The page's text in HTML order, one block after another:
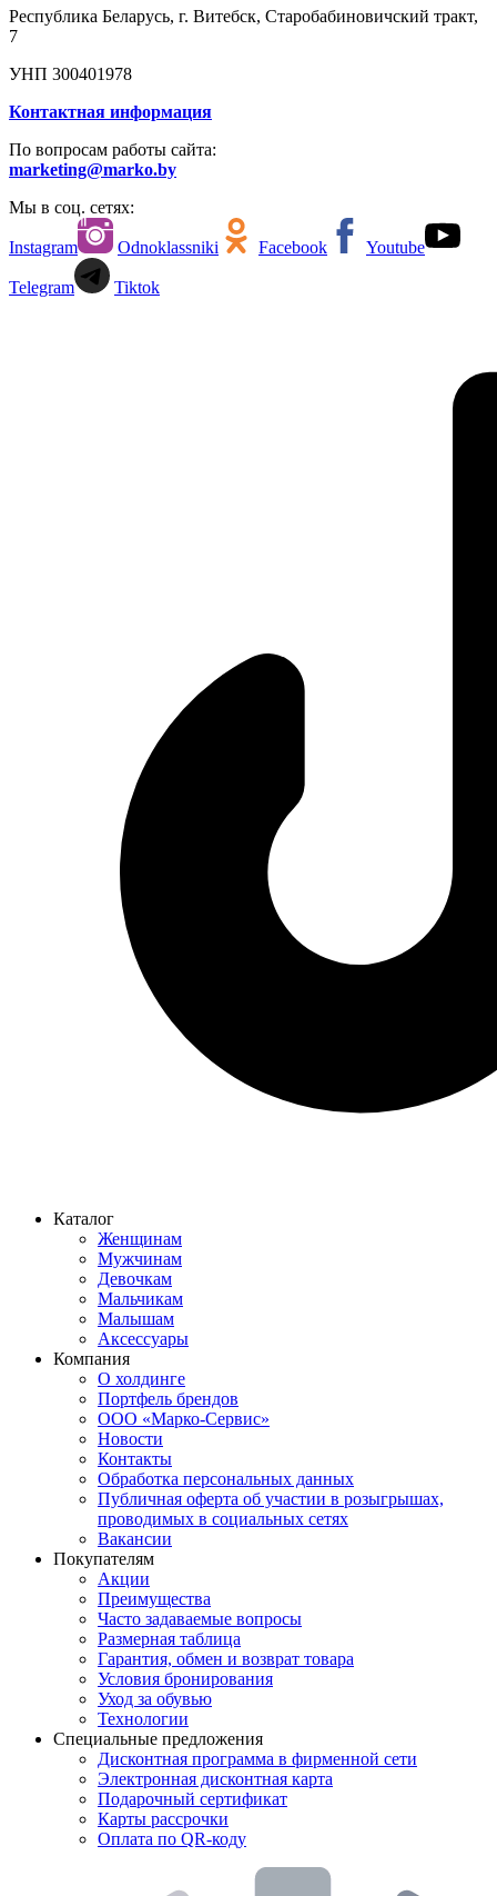
Республика Беларусь, г. Витебск, Старобабиновичский тракт,
7
УНП 300401978
Контактная информация
По вопросам работы сайта:
marketing@marko.by
Мы в соц. сетях:
Instagram Odnoklassniki Facebook Youtube
Telegram Tiktok
Каталог
Женщинам
Мужчинам
Девочкам
Мальчикам
Малышам
Аксессуары
Компания
О холдинге
Портфель брендов
ООО «Марко-Сервис»
Новости
Контакты
Обработка персональных данных
Публичная оферта об участии в розыгрышах,
проводимых в социальных сетях
Вакансии
Покупателям
Акции
Преимущества
Часто задаваемые вопросы
Размерная таблица
Гарантия, обмен и возврат товара
Условия бронирования
Уход за обувью
Технологии
Специальные предложения
Дисконтная программа в фирменной сети
Электронная дисконтная карта
Подарочный сертификат
Карты рассрочки
Оплата по QR-коду